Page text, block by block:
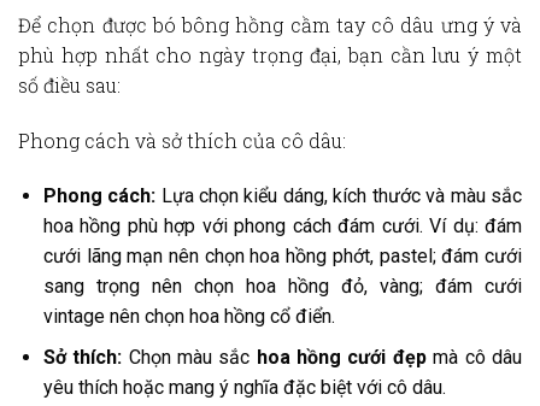
Để chọn được bóbông hồng cầm tay cô dâu ưng ý và
phù hợp nhất cho ngày trọng đại, bạn cần lưu ý một
số điều sau:
Phong cách và sở thích của cô dâu:
Phong cách: Lựa chọn kiểu dáng, kích thước và màu sắc
hoa hồng phù hợp với phong cách đám cưới. Ví dụ: đám
cưới lãng mạn nên chọn hoa hồng phớt, pastel; đám cưới
sang trọng nên chọn hoa hồng đỏ, vàng; đám cưới
vintage nên chọn hoa hồng cổ điển.
Sở thích: Chọn màu sắc hoa hồng cưới đẹpmà cô dâu
yêu thích hoặc mang ý nghĩa đặc biệt với cô dâu.